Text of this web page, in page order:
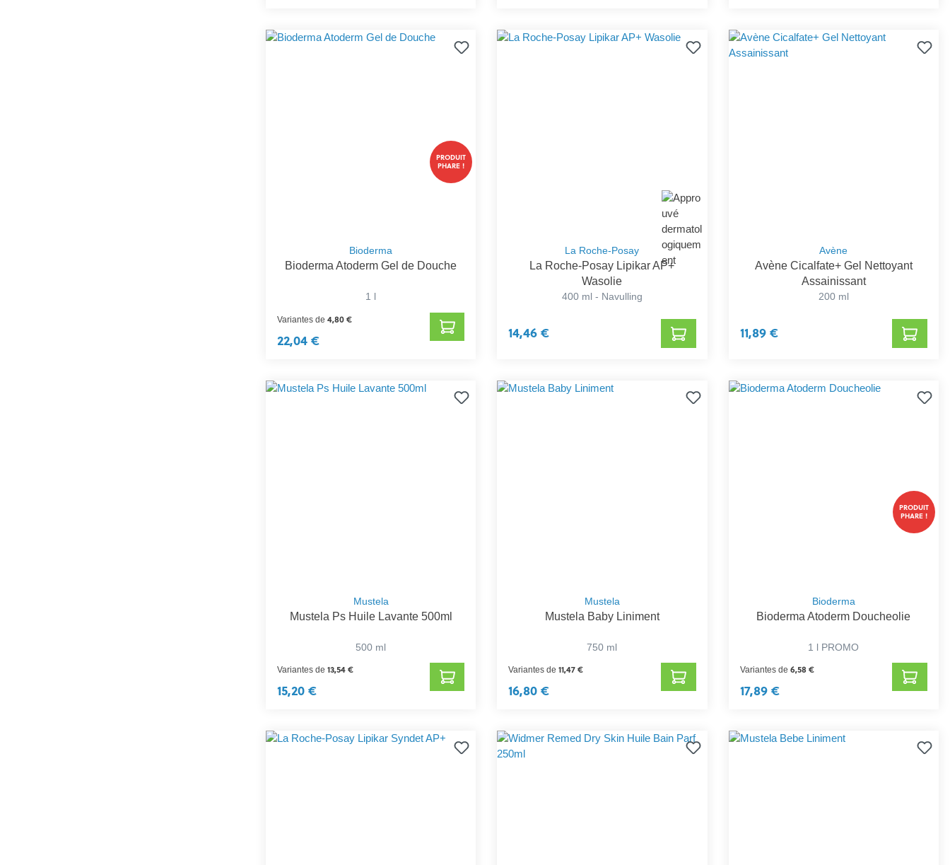
PRODUIT
PHARE !
Bioderma
Bioderma Atoderm Gel de Douche
1 l
Variantes de 4,80 €
22,04 €
La Roche-Posay
La Roche-Posay Lipikar AP+
Wasolie
400 ml - Navulling
14,46 €
Avène
Avène Cicalfate+ Gel Nettoyant
Assainissant
200 ml
11,89 €
Mustela
Mustela Ps Huile Lavante 500ml
500 ml
Variantes de 13,54 €
15,20 €
Mustela
Mustela Baby Liniment
750 ml
Variantes de11,47 €
16,80 €
PRODUIT
PHARE !
Bioderma
Bioderma Atoderm Doucheolie
1 l PROMO
Variantes de 6,58 €
17,89 €